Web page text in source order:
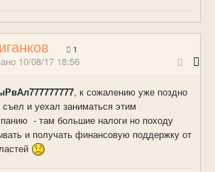
1
10/08/17 18:56
, к сожалению уже поздно
и уехал заниматься этим
- там большие налоги но походу
и получать финансовую поддержку от